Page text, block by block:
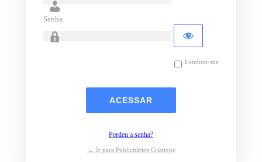
Senha
Lembrar-me
Perdeu a senha?
← Ir para Publicitários Criativos